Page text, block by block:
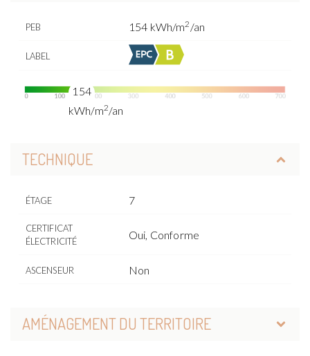
PEB 154 kWh/m2 /an
LABEL
154
kWh/m2/an
TECHNIQUE
ÉTAGE 7
CERTIFICAT
ÉLECTRICITÉ
Oui, Conforme
ASCENSEUR Non
AMÉNAGEMENT DU TERRITOIRE